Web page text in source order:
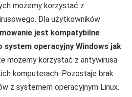
możemy korzystać z
Dla użytkowników
jest kompatybilne
system operacyjny Windows jak
możemy korzystać z antywirusa
komputerach. Pozostaje brak
z systemem operacyjnym Linux.